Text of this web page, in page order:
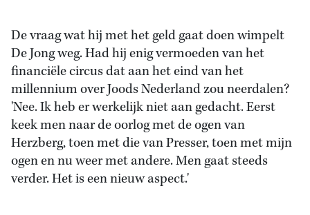
De vraag wat hij met het geld gaat doen wimpelt
De Jong weg. Had hij enig vermoeden van het
financiële circus dat aan het eind van het
millennium over Joods Nederland zou neerdalen?
'Nee. Ik heb er werkelijk niet aan gedacht. Eerst
keek men naar de oorlog met de ogen van
Herzberg, toen met die van Presser, toen met mijn
ogen en nu weer met andere. Men gaat steeds
verder. Het is een nieuw aspect.'